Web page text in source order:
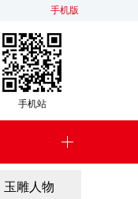
手机版
手机站
玉雕人物